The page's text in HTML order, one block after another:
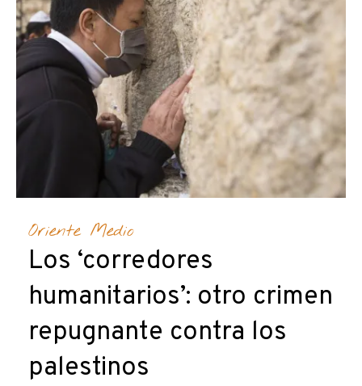
Oriente Medio
Los ‘corredores
humanitarios’: otro crimen
repugnante contra los
palestinos